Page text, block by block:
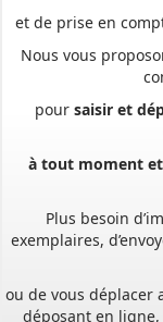
Nous vous
saisir et
à tout moment
Plus besoin
ou de vous déplacer
de frais d’envoi et